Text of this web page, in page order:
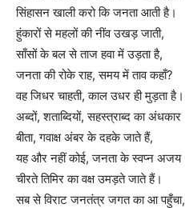
सिंहासन खाली करो कि जनता आती है।
हुंकारों से महलों की नींव उखड़ जाती,
साँसों के बल से ताज हवा में उड़ता है,
जनता की रोके राह, समय में ताव कहाँ?
वह जिधर चाहती, काल उधर ही मुड़ता है।
अब्दों, शताब्दियों, सहस्त्राब्द का अंधकार
बीता, गवाक्ष अंबर के दहके जाते हैं,
यह और नहीं कोई, जनता के स्वप्न अजय
चीरते तिमिर का वक्ष उमड़ते जाते हैं।
सब से विराट जनतंत्र जगत का आ पहुँचा,